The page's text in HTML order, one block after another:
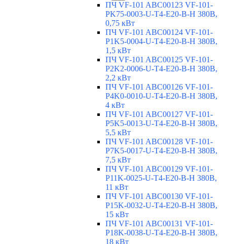
ПЧ VF-101 ABC00123 VF-101-
PK75-0003-U-T4-E20-B-H 380В,
0,75 кВт
ПЧ VF-101 ABC00124 VF-101-
P1K5-0004-U-T4-E20-B-H 380В,
1,5 кВт
ПЧ VF-101 ABC00125 VF-101-
P2K2-0006-U-T4-E20-B-H 380В,
2,2 кВт
ПЧ VF-101 ABC00126 VF-101-
P4K0-0010-U-T4-E20-B-H 380В,
4 кВт
ПЧ VF-101 ABC00127 VF-101-
P5K5-0013-U-T4-E20-B-H 380В,
5,5 кВт
ПЧ VF-101 ABC00128 VF-101-
P7K5-0017-U-T4-E20-B-H 380В,
7,5 кВт
ПЧ VF-101 ABC00129 VF-101-
P11K-0025-U-T4-E20-B-H 380В,
11 кВт
ПЧ VF-101 ABC00130 VF-101-
P15K-0032-U-T4-E20-B-H 380В,
15 кВт
ПЧ VF-101 ABC00131 VF-101-
P18K-0038-U-T4-E20-B-H 380В,
18 кВт